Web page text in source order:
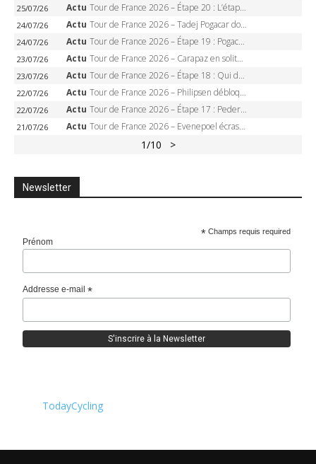
25/07/26 Actu Tour de France 2026 – Étape 20 : L’étape reine, Galibier, Sarenne, Alpe d’Huez, qui succédera à Pogacar ?
24/07/26 Actu Tour de France 2026 – Tadej Pogacar dompte l’Alpe d’Huez, 5e victoire, record de Pantani pulvérisé
24/07/26 Actu Tour de France 2026 – Étape 19 : Pogacar peut-il enfin dompter l’Alpe d’Huez ?
23/07/26 Actu Tour de France 2026 – Carapaz en solitaire à Orcières-Merlette, Paret-Peintre à un point du maillot à pois
23/07/26 Actu Tour de France 2026 – Étape 18 : Qui domptera Orcières-Merlette, première marche vers l’Alpe d’Huez ?
22/07/26 Actu Tour de France 2026 – Philipsen débloque son compteur à Voiron, Pedersen en danger pour le maillot vert
22/07/26 Actu Tour de France 2026 – Étape 17 : Pedersen peut-il verrouiller le maillot vert à Voiron ?
21/07/26 Actu Tour de France 2026 – Evenepoel écrase le chrono d’Évian, Seixas 4e, Lipowitz abandonne
1/10 >
Newsletter
* Champs requis required
Prénom
Addresse e-mail*
TodayCycling